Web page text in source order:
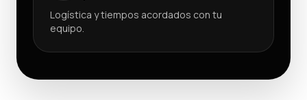
Logística y tiempos acordados con tu
equipo.